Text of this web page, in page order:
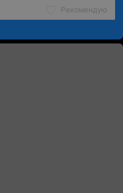
Рекомендую